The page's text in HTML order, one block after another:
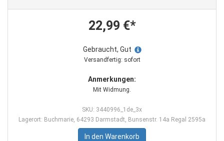
22,99 €*
Gebraucht, Gut
Versandfertig: sofort
Anmerkungen:
Mit Widmung.
SKU: 3440996_1de_3x
Lagerort: Buchmarie, 64293 Darmstadt, Bunsenstr. 14a Regal 2595a
In den Warenkorb